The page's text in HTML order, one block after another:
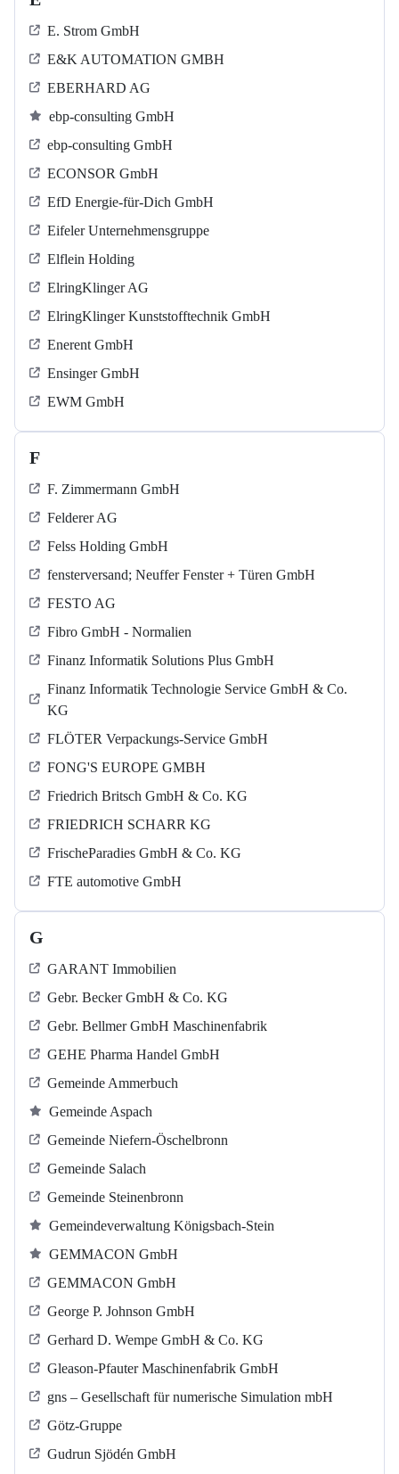
E. Strom GmbH
E&K AUTOMATION GMBH
EBERHARD AG
ebp-consulting GmbH
ebp-consulting GmbH
ECONSOR GmbH
EfD Energie-für-Dich GmbH
Eifeler Unternehmensgruppe
Elflein Holding
ElringKlinger AG
ElringKlinger Kunststofftechnik GmbH
Enerent GmbH
Ensinger GmbH
EWM GmbH
F
F. Zimmermann GmbH
Felderer AG
Felss Holding GmbH
fensterversand; Neuffer Fenster + Türen GmbH
FESTO AG
Fibro GmbH - Normalien
Finanz Informatik Solutions Plus GmbH
Finanz Informatik Technologie Service GmbH & Co.
KG
FLÖTER Verpackungs-Service GmbH
FONG'S EUROPE GMBH
Friedrich Britsch GmbH & Co. KG
FRIEDRICH SCHARR KG
FrischeParadies GmbH & Co. KG
FTE automotive GmbH
G
GARANT Immobilien
Gebr. Becker GmbH & Co. KG
Gebr. Bellmer GmbH Maschinenfabrik
GEHE Pharma Handel GmbH
Gemeinde Ammerbuch
Gemeinde Aspach
Gemeinde Niefern-Öschelbronn
Gemeinde Salach
Gemeinde Steinenbronn
Gemeindeverwaltung Königsbach-Stein
GEMMACON GmbH
GEMMACON GmbH
George P. Johnson GmbH
Gerhard D. Wempe GmbH & Co. KG
Gleason-Pfauter Maschinenfabrik GmbH
gns – Gesellschaft für numerische Simulation mbH
Götz-Gruppe
Gudrun Sjödén GmbH